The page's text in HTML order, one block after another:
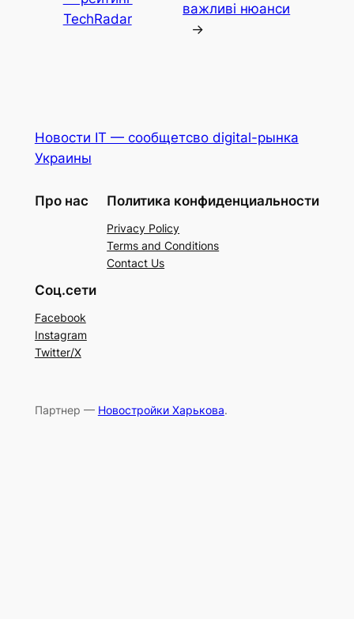
TechRadar
важливі нюанси
→
Новости IT — сообщетсво digital-рынка
Украины
Про нас Политика конфиденциальности
Privacy Policy
Terms and Conditions
Contact Us
Соц.сети
Facebook
Instagram
Twitter/X
Партнер — Новостройки Харькова.